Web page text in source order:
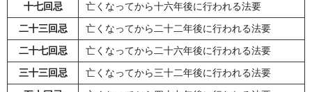
十七回忌
亡くなってから十六年後に行われる法要
二十三回忌
亡くなってから二十二年後に行われる法要
二十七回忌
亡くなってから二十六年後に行われる法要
三十三回忌
亡くなってから三十二年後に行われる法要